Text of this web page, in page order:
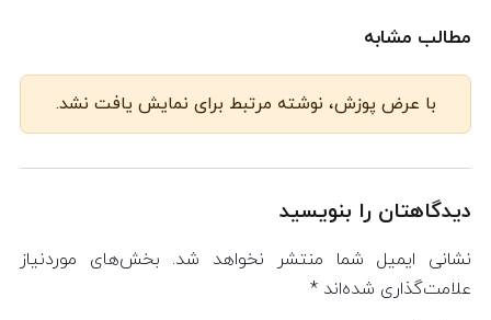
مطالب مشابه
با عرض پوزش، نوشته مرتبط برای نمایش یافت نشد.
دیدگاهتان را بنویسید
نشانی ایمیل شما منتشر نخواهد شد. بخش‌های موردنیاز
علامت‌گذاری شده‌اند *